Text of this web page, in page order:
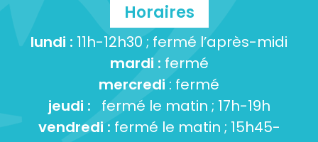
Horaires
lundi : 11h-12h30 ; fermé l’après-midi
mardi : fermé
mercredi : fermé
jeudi : fermé le matin ; 17h-19h
vendredi : fermé le matin ; 15h45-